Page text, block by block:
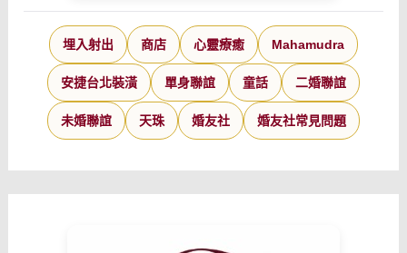
埋入射出 商店 心靈療癒 Mahamudra
安捷台北裝潢 單身聯誼 童話 二婚聯誼
未婚聯誼 天珠 婚友社 婚友社常見問題